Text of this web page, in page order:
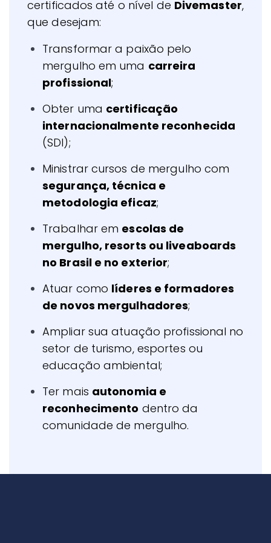
certificados até o nível de Divemaster,
que desejam:
Transformar a paixão pelo
mergulho em uma carreira
profissional;
Obter uma certificação
internacionalmente reconhecida
(SDI);
Ministrar cursos de mergulho com
segurança, técnica e
metodologia eficaz;
Trabalhar em escolas de
mergulho, resorts ou liveaboards
no Brasil e no exterior;
Atuar como líderes e formadores
de novos mergulhadores;
Ampliar sua atuação profissional no
setor de turismo, esportes ou
educação ambiental;
Ter mais autonomia e
reconhecimento dentro da
comunidade de mergulho.